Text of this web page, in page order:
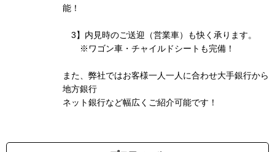
能！
3】内見時のご送迎（営業車）も快く承ります。
※ワゴン車・チャイルドシートも完備！
また、弊社ではお客様一人一人に合わせ大手銀行から
地方銀行
ネット銀行など幅広くご紹介可能です！